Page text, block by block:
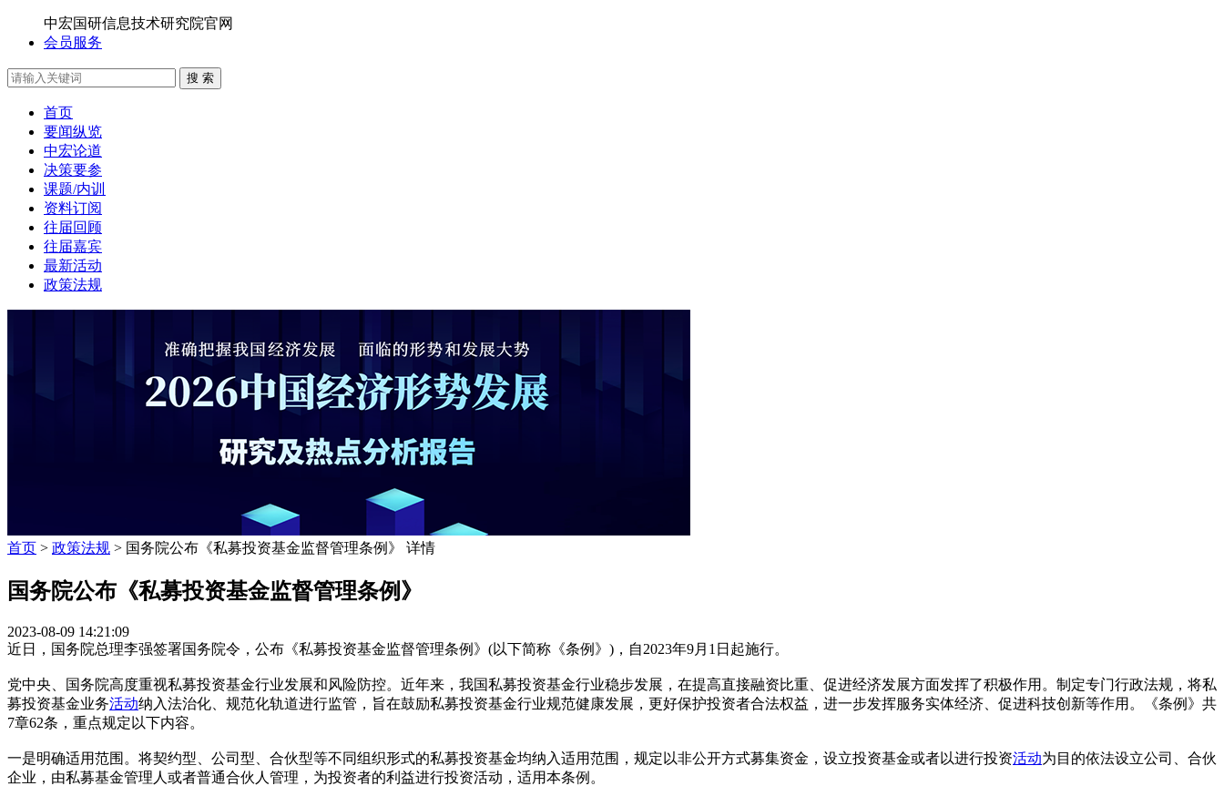
中宏国研信息技术研究院官网
会员服务
搜 索
首页
要闻纵览
中宏论道
决策要参
课题/内训
资料订阅
往届回顾
往届嘉宾
最新活动
政策法规
首页 > 政策法规 > 国务院公布《私募投资基金监督管理条例》 详情
国务院公布《私募投资基金监督管理条例》
2023-08-09 14:21:09
近日，国务院总理李强签署国务院令，公布《私募投资基金监督管理条例》(以下简称《条例》)，自2023年9月1日起施行。
党中央、国务院高度重视私募投资基金行业发展和风险防控。近年来，我国私募投资基金行业稳步发展，在提高直接融资比重、促进经济发展方面发挥了积极作用。制定专门行政法规，将私
募投资基金业务活动纳入法治化、规范化轨道进行监管，旨在鼓励私募投资基金行业规范健康发展，更好保护投资者合法权益，进一步发挥服务实体经济、促进科技创新等作用。《条例》共
7章62条，重点规定以下内容。
一是明确适用范围。将契约型、公司型、合伙型等不同组织形式的私募投资基金均纳入适用范围，规定以非公开方式募集资金，设立投资基金或者以进行投资活动为目的依法设立公司、合伙
企业，由私募基金管理人或者普通合伙人管理，为投资者的利益进行投资活动，适用本条例。